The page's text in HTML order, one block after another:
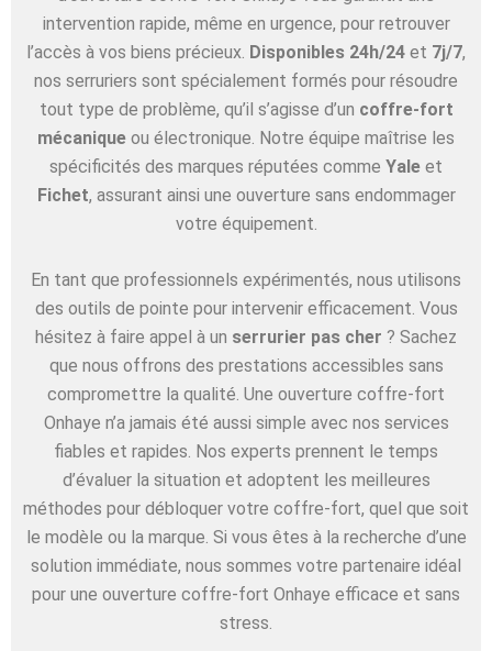
intervention rapide, même en urgence, pour retrouver
l’accès à vos biens précieux. Disponibles 24h/24 et 7j/7,
nos serruriers sont spécialement formés pour résoudre
tout type de problème, qu’il s’agisse d’un coffre-fort
mécanique ou électronique. Notre équipe maîtrise les
spécificités des marques réputées comme Yale et
Fichet, assurant ainsi une ouverture sans endommager
votre équipement.
En tant que professionnels expérimentés, nous utilisons
des outils de pointe pour intervenir efficacement. Vous
hésitez à faire appel à un serrurier pas cher ? Sachez
que nous offrons des prestations accessibles sans
compromettre la qualité. Une ouverture coffre-fort
Onhaye n’a jamais été aussi simple avec nos services
fiables et rapides. Nos experts prennent le temps
d’évaluer la situation et adoptent les meilleures
méthodes pour débloquer votre coffre-fort, quel que soit
le modèle ou la marque. Si vous êtes à la recherche d’une
solution immédiate, nous sommes votre partenaire idéal
pour une ouverture coffre-fort Onhaye efficace et sans
stress.